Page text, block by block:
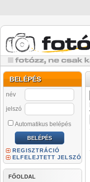
BELÉPÉS
név
jelszó
Automatikus belépés
REGISZTRÁCIÓ
ELFELEJTETT JELSZÓ
FŐOLDAL